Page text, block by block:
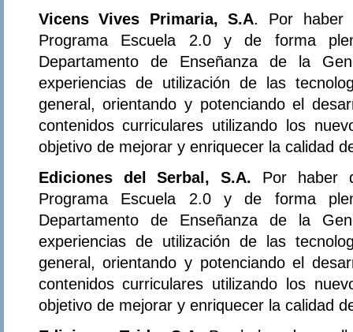
Vicens Vives Primaria, S.A. Por haber
Programa Escuela 2.0 y de forma
Departamento de Enseñanza de la
experiencias de utilización de las
general, orientando y potenciando el
contenidos curriculares utilizando los
objetivo de mejorar y enriquecer la calidad
Ediciones del Serbal, S.A. Por haber
Programa Escuela 2.0 y de forma
Departamento de Enseñanza de la
experiencias de utilización de las
general, orientando y potenciando el
contenidos curriculares utilizando los
objetivo de mejorar y enriquecer la calidad